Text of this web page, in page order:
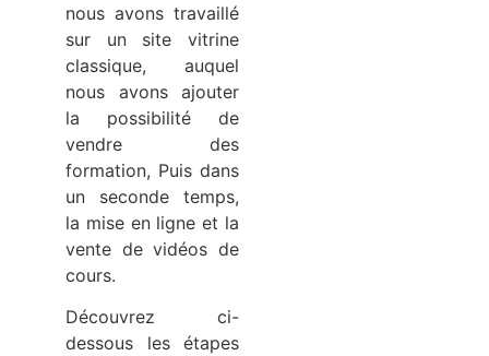
nous avons travaillé
sur un site vitrine
classique, auquel
nous avons ajouter
la possibilité de
vendre des
formation, Puis dans
un seconde temps,
la mise en ligne et la
vente de vidéos de
cours.
Découvrez ci-
dessous les étapes